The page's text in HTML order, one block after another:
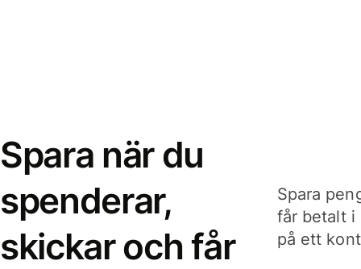
Spara när du
spenderar,
skickar och får
Spara
får betalt i
på ett